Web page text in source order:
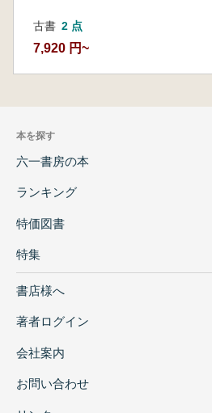
古書 2 点
7,920 円~
本を探す
六一書房の本
ランキング
特価図書
特集
書店様へ
著者ログイン
会社案内
お問い合わせ